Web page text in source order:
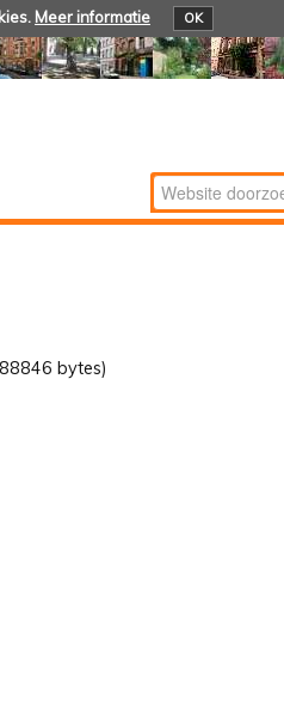
Meer informatie OK
Zoek
Geavanceerd
bytes)